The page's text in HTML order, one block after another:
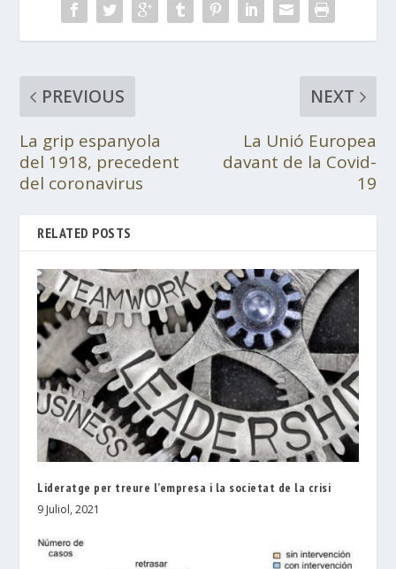
PREVIOUS
La grip espanyola
del 1918, precedent
del coronavirus
NEXT
La Unió Europea
davant de la Covid-
19
RELATED POSTS
Lideratge per treure l’empresa i la societat de la crisi
9 Juliol, 2021